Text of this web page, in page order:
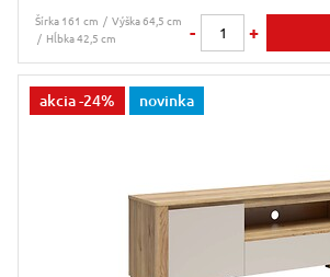
Šírka 161 cm
Výška 64,5 cm
Hĺbka 42,5 cm
- +
akcia-24% novinka